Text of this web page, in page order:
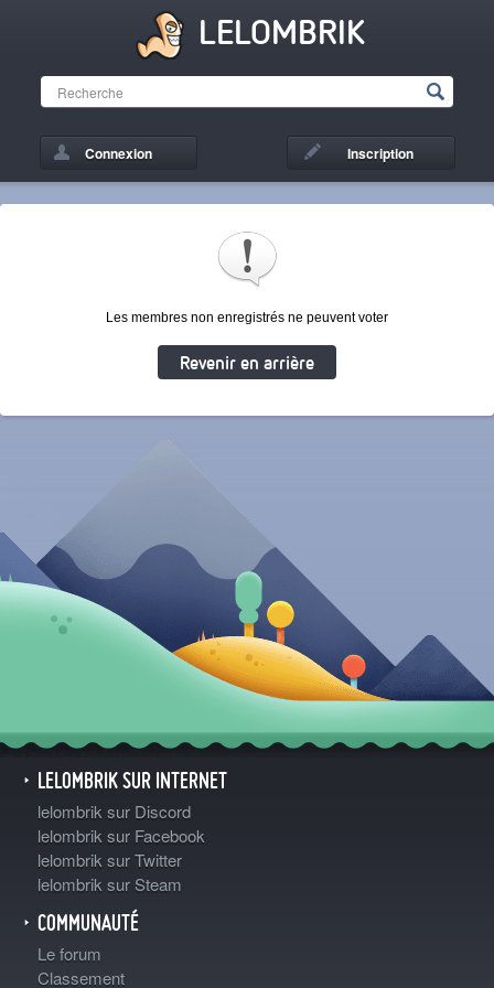
LELOMBRIK
Connexion Inscription
Les membres non enregistrés ne peuvent voter
Revenir en arrière
LELOMBRIK SUR INTERNET
lelombrik sur Discord
lelombrik sur Facebook
lelombrik sur Twitter
lelombrik sur Steam
COMMUNAUTÉ
Le forum
Classement